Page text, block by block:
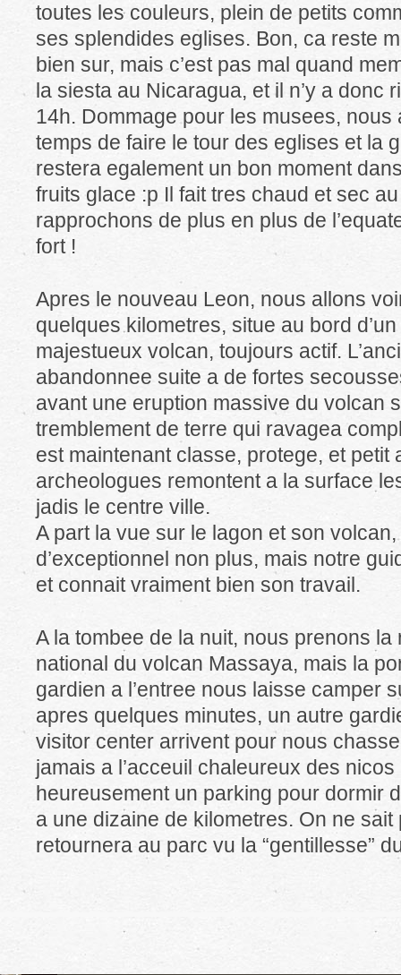
toutes les couleurs, plein de petits
ses splendides eglises. Bon, ca reste
bien sur, mais c’est pas mal quand
la siesta au Nicaragua, et il n’y a donc
14h. Dommage pour les musees, nous
temps de faire le tour des eglises et la
restera egalement un bon moment
fruits glace :p Il fait tres chaud et sec
rapprochons de plus en plus de
fort !
Apres le nouveau Leon, nous allons
quelques kilometres, situe au bord
majestueux volcan, toujours actif.
abandonnee suite a de fortes
avant une eruption massive du volcan
tremblement de terre qui ravagea
est maintenant classe, protege, et petit
archeologues remontent a la surface
jadis le centre ville.
A part la vue sur le lagon et son volcan,
d’exceptionnel non plus, mais notre
et connait vraiment bien son travail.
A la tombee de la nuit, nous prenons
national du volcan Massaya, mais la
gardien a l’entree nous laisse camper
apres quelques minutes, un autre
visitor center arrivent pour nous
jamais a l’acceuil chaleureux des
heureusement un parking pour dormir
a une dizaine de kilometres. On ne sait
retournera au parc vu la “gentillesse”